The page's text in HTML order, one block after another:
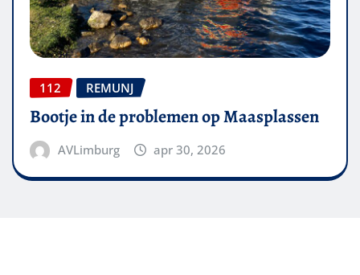
112 REMUNJ
Bootje in de problemen op Maasplassen
AVLimburg apr 30, 2026